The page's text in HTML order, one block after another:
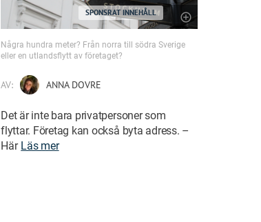
SPONSRAT INNEHÅLL
Några hundra meter? Från norra till södra Sverige
eller en utlandsflytt av företaget?
AV: ANNA DOVRE
Det är inte bara privatpersoner som
flyttar. Företag kan också byta adress. –
Här Läs mer